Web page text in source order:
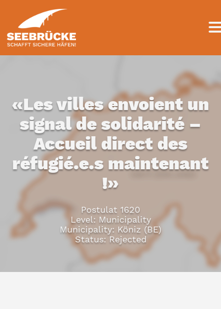
«Les villes envoient un
signal de solidarité –
Accueil direct des
réfugié.e.s maintenant
!»
Postulat 1620
Level: Municipality
Municipality: Köniz (BE)
Status: Rejected